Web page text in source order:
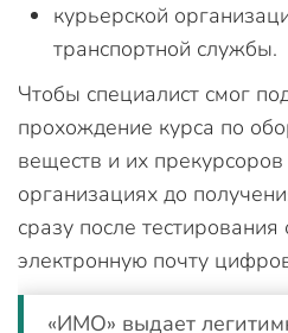
курьерской
транспортной службы.
Чтобы специалист смог
прохождение курса по
веществ и их
организациях до
сразу после
электронную почту
«ИМО» выдает